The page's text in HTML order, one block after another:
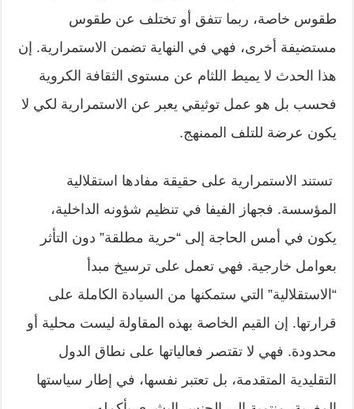
طقوس خاصة، ربما تتفق أو تختلف عن طقوس
مستضيفة أخرى، فهي في النهاية تضمن الاستمرارية. إن
هذا الحدث لا يميط اللثام عن مستوى الثقافة الكروية
فحسب بل هو عمل توثيقي يعبر عن الاستمرارية لكي لا
يكون عرضة للتلف الممنهج.
تستند الاستمرارية على حقيقة مفادها استقلالية
المؤسسة. فجهاز الفيفا في تنظيم شؤونه الداخلية،
يكون في أمس الحاجة إلى “حرية مطلقة” دون التأثر
بعوامل خارجية. فهي تعمل على ترسيخ مبدأ
“الاستقلالية” التي ستمكنها من السيادة الكاملة على
قرارتها. إن القيم الخاصة بهذه المقاولة ليست محلية أو
محدودة. فهي لا تقتصر فعالياتها على نطاق الدول
التقليدية المتقدمة، بل تعتبر نفسها، في إطار سياستها